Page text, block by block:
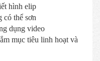
hình elip
có thể sơn
dụng video
mục tiêu linh hoạt và